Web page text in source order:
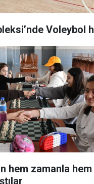
Voleybol
hem zamanla hem